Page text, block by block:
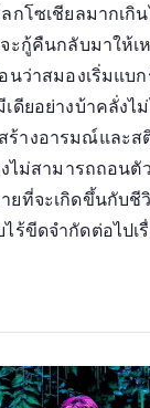
กโซเชียลมากเกิ
ะกู้คืนกลับมาให้
ว่าสมองเริ่มแบก
ดียอย่างบ้าคลั่งไ
ร้างอารมณ์และ
งไม่สามารถถอน
ที่จะเกิดขึ้นกับชี
ร้ขีดจำกัดต่อไปเ